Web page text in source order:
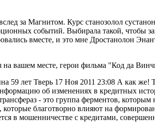
за Магнитом. Курс станозолол
событий. Выбирала такой, чтобы
вместе, и это мне Дростанолон
на вашем месте, герои фильма "Код да
59 лет Тверь 17 Ноя 2011 23:08 А как же!
об изменениях в кредитных
- это группа ферментов,
благотворно влияют на
в мошенничестве с кредитами,